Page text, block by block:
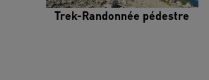
Trek-Randonnée pédestre